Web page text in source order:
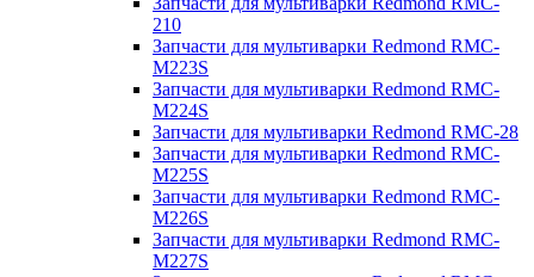
210
Запчасти для мультиварки Redmond RMC-
M223S
Запчасти для мультиварки Redmond RMC-
M224S
Запчасти для мультиварки Redmond RMC-28
Запчасти для мультиварки Redmond RMC-
M225S
Запчасти для мультиварки Redmond RMC-
M226S
Запчасти для мультиварки Redmond RMC-
M227S